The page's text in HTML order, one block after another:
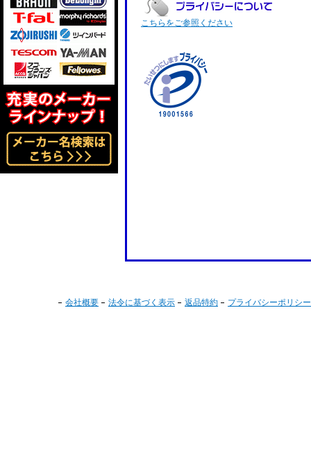
こちらをご参照ください
会社概要 法令に基づく表示 返品特約 プライバシーポリシー